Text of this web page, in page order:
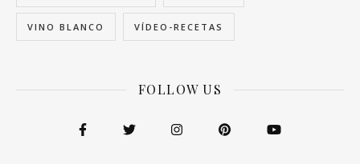
VINO BLANCO VÍDEO-RECETAS
FOLLOW US